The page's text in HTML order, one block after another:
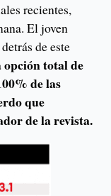
recientes,
El joven
de este
opción total de
de las
que
de la revista.